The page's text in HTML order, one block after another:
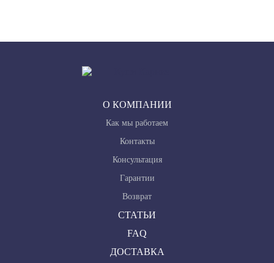
О КОМПАНИИ
Как мы работаем
Контакты
Консультация
Гарантии
Возврат
СТАТЬИ
FAQ
ДОСТАВКА